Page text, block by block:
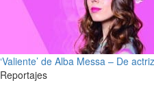
‘Valiente’ de Alba Messa – De
Reportajes